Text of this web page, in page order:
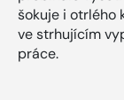
šokuje i otrlého
ve strhujícím
práce.